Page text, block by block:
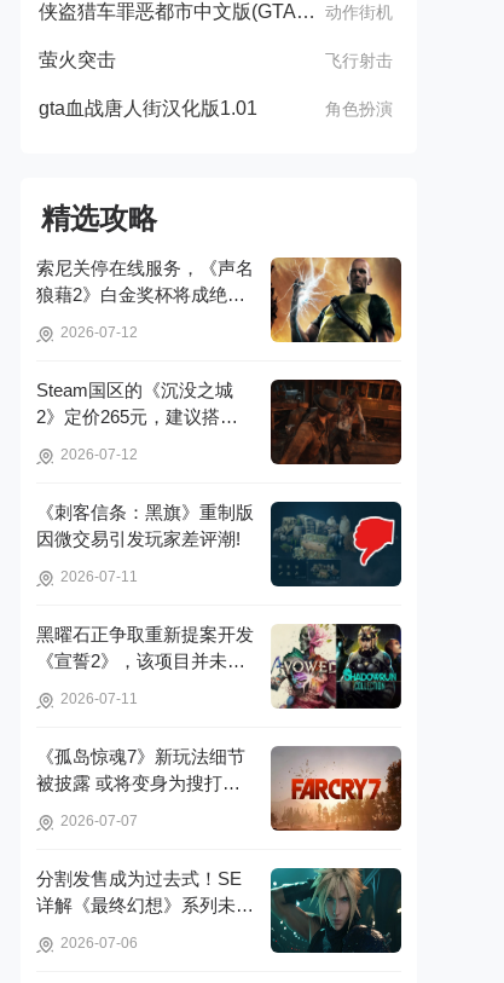
侠盗猎车罪恶都市中文版(GTA：SA MOD安装器) 动作街机
萤火突击 飞行射击
gta血战唐人街汉化版1.01 角色扮演
精选攻略
索尼关停在线服务，《声名
狼藉2》白金奖杯将成绝
2026-07-12
Steam国区的《沉没之城
2》定价265元，建议搭配4
2026-07-12
《刺客信条：黑旗》重制版
因微交易引发玩家差评潮!
2026-07-11
黑曜石正争取重新提案开发
《宣誓2》，该项目并未彻
2026-07-11
《孤岛惊魂7》新玩法细节
被披露 或将变身为搜打撤
2026-07-07
分割发售成为过去式！SE
详解《最终幻想》系列未来
2026-07-06